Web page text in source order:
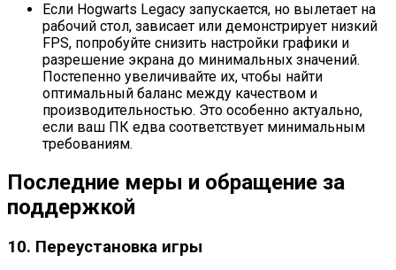
Если Hogwarts Legacy запускается, но вылетает на
рабочий стол, зависает или демонстрирует низкий
FPS, попробуйте снизить настройки графики и
разрешение экрана до минимальных значений.
Постепенно увеличивайте их, чтобы найти
оптимальный баланс между качеством и
производительностью. Это особенно актуально,
если ваш ПК едва соответствует минимальным
требованиям.
Последние меры и обращение за
поддержкой
10. Переустановка игры